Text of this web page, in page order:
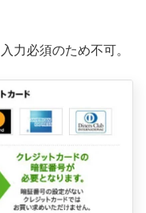
力必須のため不可。